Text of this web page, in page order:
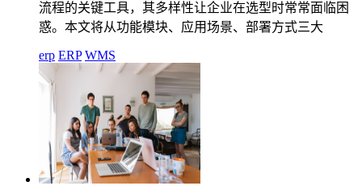
流程的关键工具，其多样性让企业在选型时常常面临困
惑。本文将从功能模块、应用场景、部署方式三大
erp ERP WMS